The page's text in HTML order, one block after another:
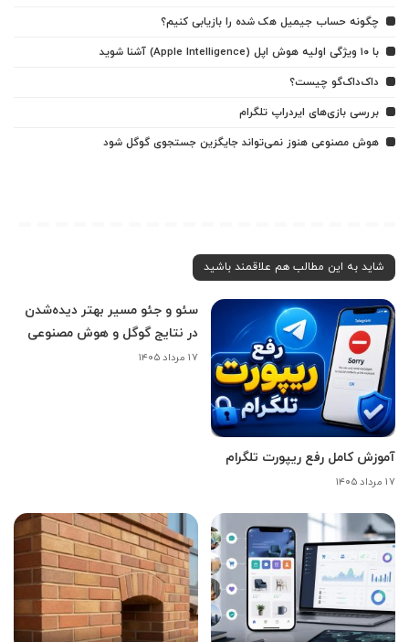
چگونه حساب جیمیل هک شده را بازیابی کنیم؟
با ۱۰ ویژگی اولیه هوش اپل (Apple Intelligence) آشنا شوید
داک‌داک‌گو چیست؟
بررسی بازی‌های ایردراپ تلگرام
هوش مصنوعی هنوز نمی‌تواند جایگزین جستجوی گوگل شود
شاید به این مطالب هم علاقمند باشید
آموزش کامل رفع ریپورت تلگرام
۱۷ مرداد ۱۴۰۵
سئو و جئو مسیر بهتر دیده‌شدن
در نتایج گوگل و هوش مصنوعی
۱۷ مرداد ۱۴۰۵